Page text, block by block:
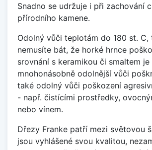
Snadno se udržuje i při zachování
přírodního kamene.
Odolný vůči teplotám do 180 st. C,
nemusíte bát, že horké hrnce
srovnání s keramikou či smaltem je
mnohonásobně odolnější vůči
také odolný vůči poškození
- např. čistícími prostředky,
nebo vínem.
Dřezy Franke patří mezi světovou
jsou vyhlášené svou kvalitou,